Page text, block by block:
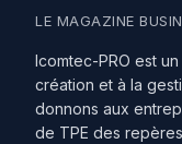
LE MAGAZINE
Icomtec-PRO est
création et à la
donnons aux
de TPE des